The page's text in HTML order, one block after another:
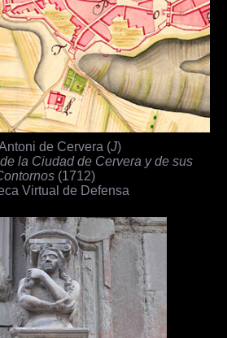
de Cervera (J)
la Ciudad de Cervera y de sus
(1712)
Virtual de Defensa